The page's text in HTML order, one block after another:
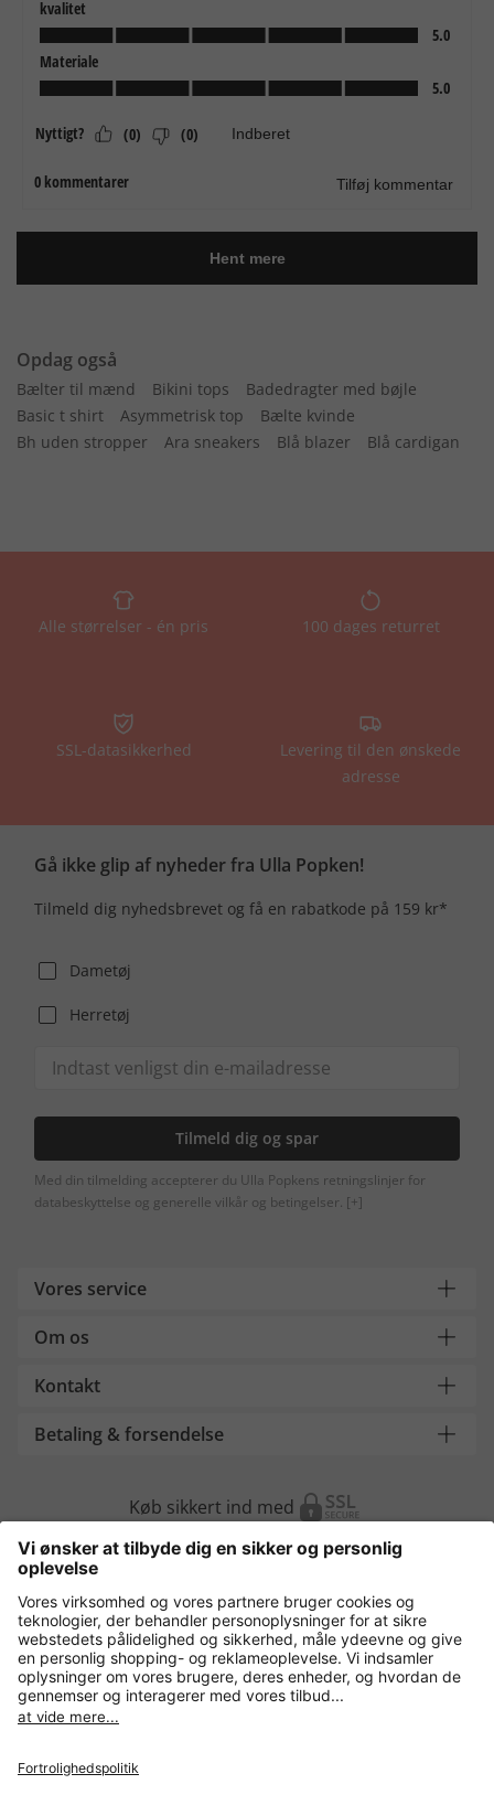
Opdag også
Bælter til mænd Bikini tops
Badedragter med bøjle
Basic t shirt
Asymmetrisk top
Bælte kvinde
Bh uden stropper
Ara sneakers Blå blazer Blå cardigan
Alle størrelser - én pris 100 dages returret
SSL-datasikkerhed
Levering til den ønskede
adresse
Gå ikke glip af nyheder fra Ulla Popken!
Tilmeld dig nyhedsbrevet og få en rabatkode på 159 kr*
Dametøj
Herretøj
Tilmeld dig og spar
Med din tilmelding accepterer du Ulla Popkens retningslinjer for
databeskyttelse og generelle vilkår og betingelser. [+]
Vores service
Om os
Kontakt
Betaling & forsendelse
Køb sikkert ind med
Flere webshops
Danmark